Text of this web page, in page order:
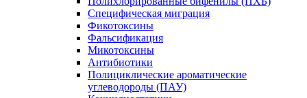
Специфическая миграция
Фикотоксины
Фальсификация
Микотоксины
Антибиотики
Полициклические ароматические
углеводороды (ПАУ)